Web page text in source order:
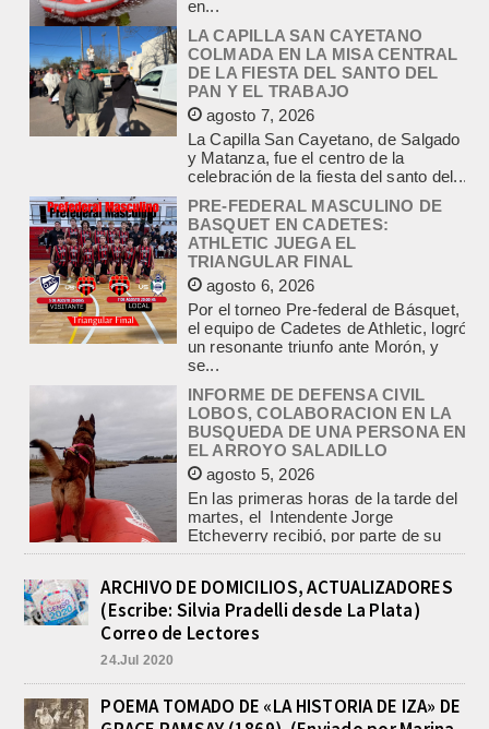
LA CAPILLA SAN CAYETANO
COLMADA EN LA MISA CENTRAL
DE LA FIESTA DEL SANTO DEL
PAN Y EL TRABAJO
agosto 7, 2026
La Capilla San Cayetano, de Salgado
y Matanza, fue el centro de la
celebración de la fiesta del santo del...
PRE-FEDERAL MASCULINO DE
BASQUET EN CADETES:
ATHLETIC JUEGA EL
TRIANGULAR FINAL
agosto 6, 2026
Por el torneo Pre-federal de Básquet,
el equipo de Cadetes de Athletic, logró
un resonante triunfo ante Morón, y
se...
INFORME DE DEFENSA CIVIL
LOBOS, COLABORACION EN LA
BUSQUEDA DE UNA PERSONA EN
EL ARROYO SALADILLO
agosto 5, 2026
En las primeras horas de la tarde del
martes, el Intendente Jorge
Etcheverry recibió, por parte de su
par de...
INCENDIO EN LA VIVIENDA DE UN
VETERANO DE MALVINAS DE
LOBOS
agosto 7, 2026
Esta tarde fueron requeridos los
incendio declarado en la vivienda de
calle Manuel Caminos 1.200,
propiedad...
ARCHIVO DE DOMICILIOS, ACTUALIZADORES
(Escribe: Silvia Pradelli desde La Plata)
Correo de Lectores
24.Jul 2020
POEMA TOMADO DE «LA HISTORIA DE IZA» DE